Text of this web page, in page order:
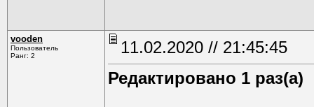
vooden
Пользователь
Ранг: 2
11.02.2020 // 21:45:45
Редактировано 1 раз(а)